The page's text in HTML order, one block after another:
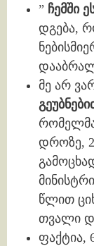
” ჩემში
დგება,
მე არ
დროზე,
წლით
თვალი
ფაქტია,